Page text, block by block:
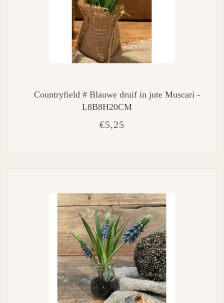
Countryfield # Blauwe druif in jute Muscari -
L8B8H20CM
€5,25